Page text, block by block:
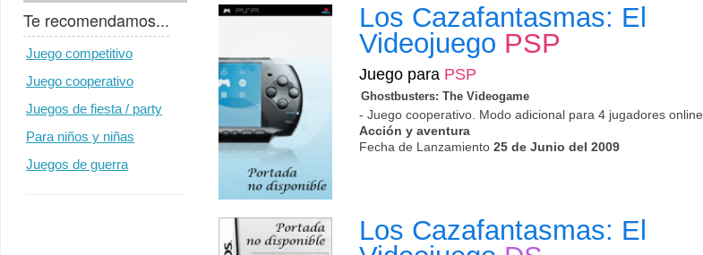
Te recomendamos...
Juego competitivo
Juego cooperativo
Juegos de fiesta / party
Para niños y niñas
Juegos de guerra
Los Cazafantasmas: El
Videojuego PSP
Juego para PSP
Ghostbusters: The Videogame
- Juego cooperativo. Modo adicional para 4 jugadores online
Acción y aventura
Fecha de Lanzamiento25 de Junio del 2009
Los Cazafantasmas: El